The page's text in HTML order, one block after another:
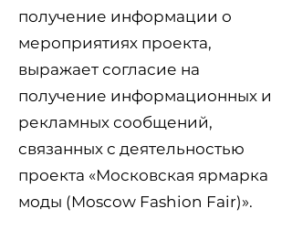
получение информации о
мероприятиях проекта,
выражает согласие на
получение информационных и
рекламных сообщений,
связанных с деятельностью
проекта «Московская ярмарка
моды (Moscow Fashion Fair)».